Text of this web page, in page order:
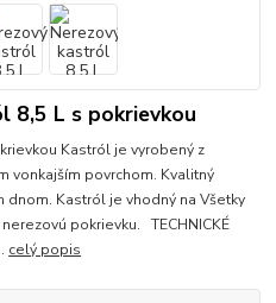
8,5 L s pokrievkou
Kastról je vyrobený z
vonkajším povrchom. Kvalitný
Kastról je vhodný na Všetky
pokrievku. TECHNICKÉ
celý popis